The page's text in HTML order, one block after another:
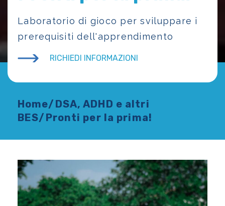
Laboratorio di gioco per sviluppare i
prerequisiti dell'apprendimento
RICHIEDI INFORMAZIONI
Home/ DSA, ADHD e altri
BES/ Pronti per la prima!